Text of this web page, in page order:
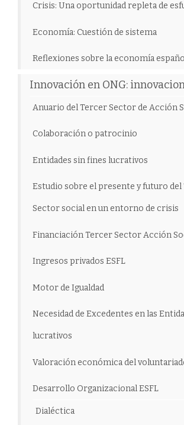
Crisis: Una oportunidad repleta de
Economía: Cuestión de sistema
Reflexiones sobre la economía
Innovación en ONG:
Anuario del Tercer Sector de Acción
Colaboración o patrocinio
Entidades sin fines lucrativos
Estudio sobre el presente y futuro
Sector social en un entorno de crisis
Financiación Tercer Sector Acción
Ingresos privados ESFL
Motor de Igualdad
Necesidad de Excedentes en las
lucrativos
Valoración económica del
Desarrollo Organizacional ESFL
Dialéctica